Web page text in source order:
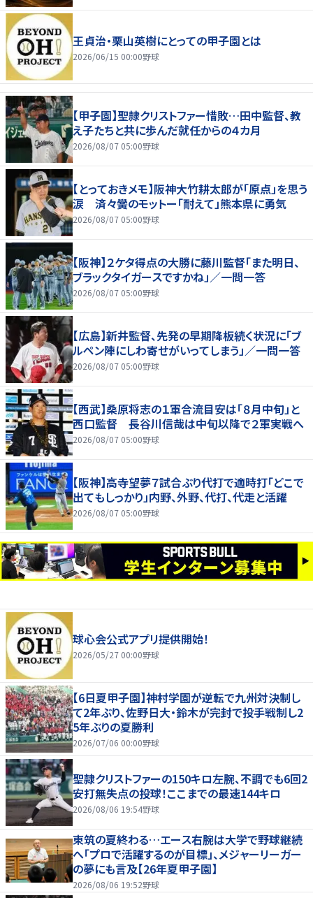
王貞治・栗山英樹にとっての甲子園とは
2026/06/15 00:00野球
【甲子園】聖隷クリストファー惜敗…田中監督、教
え子たちと共に歩んだ就任からの４カ月
2026/08/07 05:00野球
【とっておきメモ】阪神大竹耕太郎が「原点」を思う
涙 済々黌のモットー「耐えて」熊本県に勇気
2026/08/07 05:00野球
【阪神】２ケタ得点の大勝に藤川監督「また明日、
ブラックタイガースですかね」／一問一答
2026/08/07 05:00野球
【広島】新井監督、先発の早期降板続く状況に「ブ
ルペン陣にしわ寄せがいってしまう」／一問一答
2026/08/07 05:00野球
【西武】桑原将志の１軍合流目安は「８月中旬」と
西口監督 長谷川信哉は中旬以降で２軍実戦へ
2026/08/07 05:00野球
【阪神】高寺望夢７試合ぶり代打で適時打「どこで
出てもしっかり」内野、外野、代打、代走と活躍
2026/08/07 05:00野球
球心会公式アプリ提供開始！
2026/05/27 00:00野球
【6日夏甲子園】神村学園が逆転で九州対決制し
て2年ぶり、佐野日大・鈴木が完封で投手戦制し2
5年ぶりの夏勝利
2026/07/06 00:00野球
聖隷クリストファーの150キロ左腕、不調でも6回2
安打無失点の投球！ここまでの最速144キロ
2026/08/06 19:54野球
東筑の夏終わる…エース右腕は大学で野球継続
へ「プロで活躍するのが目標」、メジャーリーガー
の夢にも言及【26年夏甲子園】
2026/08/06 19:52野球